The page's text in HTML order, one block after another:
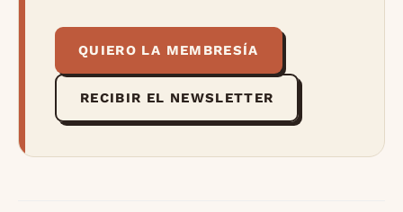
QUIERO LA MEMBRESÍA
RECIBIR EL NEWSLETTER